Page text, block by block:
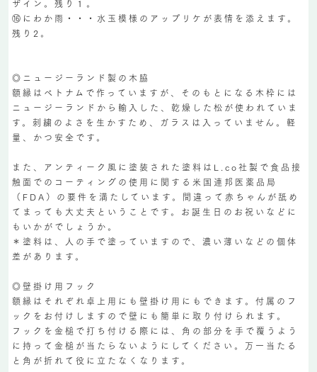
ザイン。残り１。
⑯にわか雨・・・水玉模様のアップリケが表情を添えます。
残り2。
◎ニュージーランド製の木脇
額縁はベトナムで作っていますが、そのもとになる木枠には
ニュージーランドから輸入した、乾燥した松が使われていま
す。刺繍のよさを生かすため、ガラスは入っていません。軽
量、かつ安全です。
また、アンティーク風に塗装された塗料はL.co社製で食品接
触面でのコーティングの使用に関する米国連邦医薬品局
（FDA）の要件を満たしています。間違って赤ちゃんが舐め
てまっても大丈夫ということです。お誕生日のお祝いなどに
もいかがでしょうか。
＊塗料は、人の手で塗っていますので、濃い薄いなどの個体
差があります。
◎壁掛け用フック
額縁はそれぞれ卓上用にも壁掛け用にもできます。付属のフ
ックをお付けしますので壁にも簡単に取り付けられます。
フックを金槌で打ち付ける際には、角の部分を手で覆うよう
に持って金槌が当たらないようにしてください。万一当たる
と角が折れて役に立たなくなります。